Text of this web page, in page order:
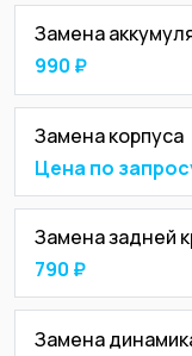
Замена
990 ₽
Замена корпуса
Цена по
Замена задней
790 ₽
Замена